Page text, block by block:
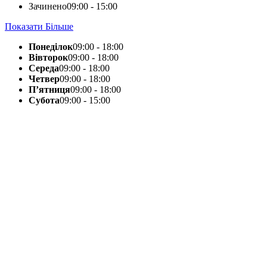
Зачинено09:00 - 15:00
Показати Більше
Понеділок09:00 - 18:00
Вівторок09:00 - 18:00
Середа09:00 - 18:00
Четвер09:00 - 18:00
П’ятниця09:00 - 18:00
Субота09:00 - 15:00